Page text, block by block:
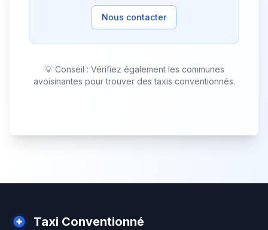
Nous contacter
💡 Conseil : Vérifiez également les communes
avoisinantes pour trouver des taxis conventionnés.
Taxi Conventionné